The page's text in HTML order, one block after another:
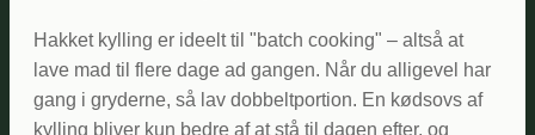
Hakket kylling er ideelt til "batch cooking" – altså at
lave mad til flere dage ad gangen. Når du alligevel har
gang i gryderne, så lav dobbeltportion. En kødsovs af
kylling bliver kun bedre af at stå til dagen efter, og